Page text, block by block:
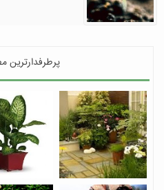
پرطرفدارترین